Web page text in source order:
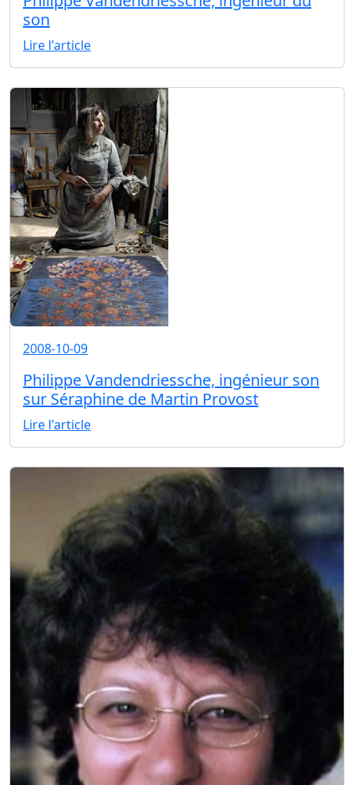
son
Lire l'article
2008-10-09
Philippe Vandendriessche, ingénieur son
sur Séraphine de Martin Provost
Lire l'article